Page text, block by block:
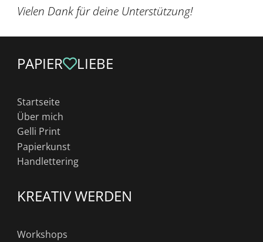
Vielen Dank für deine Unterstützung!
PAPIER LIEBE
Startseite
Über mich
Gelli Print
Papierkunst
Handlettering
KREATIV WERDEN
Workshops